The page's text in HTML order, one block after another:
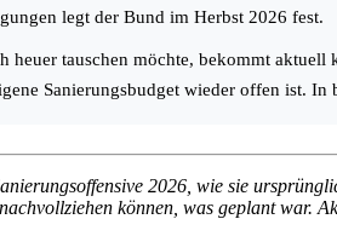
legt der Bund im Herbst 2026 fest.
heuer tauschen möchte, bekommt
Sanierungsbudget wieder offen ist.
2026, wie sie
können, was geplant